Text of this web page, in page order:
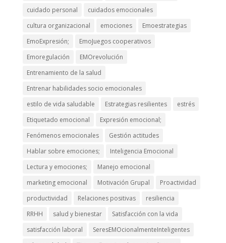
cuidado personal
cuidados emocionales
cultura organizacional
emociones
Emoestrategias
EmoExpresión;
EmoJuegos cooperativos
Emoregulación
EMOrevolución
Entrenamiento de la salud
Entrenar habilidades socio emocionales
estilo de vida saludable
Estrategias resilientes
estrés
Etiquetado emocional
Expresión emocional;
Fenómenos emocionales
Gestión actitudes
Hablar sobre emociones;
Inteligencia Emocional
Lectura y emociones;
Manejo emocional
marketing emocional
Motivación Grupal
Proactividad
productividad
Relaciones positivas
resiliencia
RRHH
salud y bienestar
Satisfacción con la vida
satisfacción laboral
SeresEMOcionalmenteInteligentes